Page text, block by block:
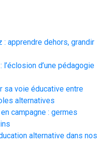
apprendre dehors, grandir
d’une pédagogie
sa voie éducative entre
alternatives
campagne : germes
alternative dans nos